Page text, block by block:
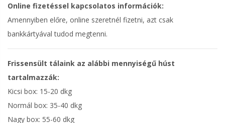
Online fizetéssel kapcsolatos információk:
Amennyiben előre, online szeretnél fizetni, azt csak
bankkártyával tudod megtenni.
Frissensült tálaink az alábbi mennyiségű húst
tartalmazzák:
Kicsi box: 15-20 dkg
Normál box: 35-40 dkg
Nagy box: 55-60 dkg